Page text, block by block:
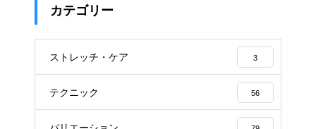
カテゴリー
ストレッチ・ケア 3
テクニック 56